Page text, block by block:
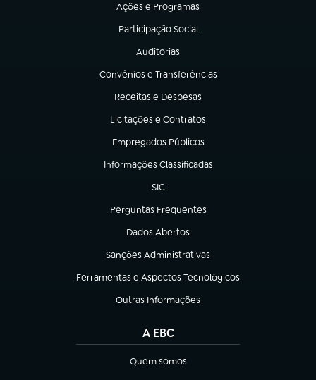
Ações e Programas
(abre em nova aba)
Participação Social
(abre em nova aba)
Auditorias
(abre em nova aba)
Convênios e Transferências
(abre em nova aba)
Receitas e Despesas
(abre em nova aba)
Licitações e Contratos
(abre em nova aba)
Empregados Públicos
(abre em nova aba)
Informações Classificadas
(abre em nova aba)
SIC
(abre em nova aba)
Perguntas Frequentes
(abre em nova aba)
Dados Abertos
(abre em nova aba)
Sanções Administrativas
(abre em nova aba)
Ferramentas e Aspectos Tecnológicos
(abre em nova aba)
Outras Informações
(abre em nova aba)
A EBC
Quem somos
(abre em nova aba)